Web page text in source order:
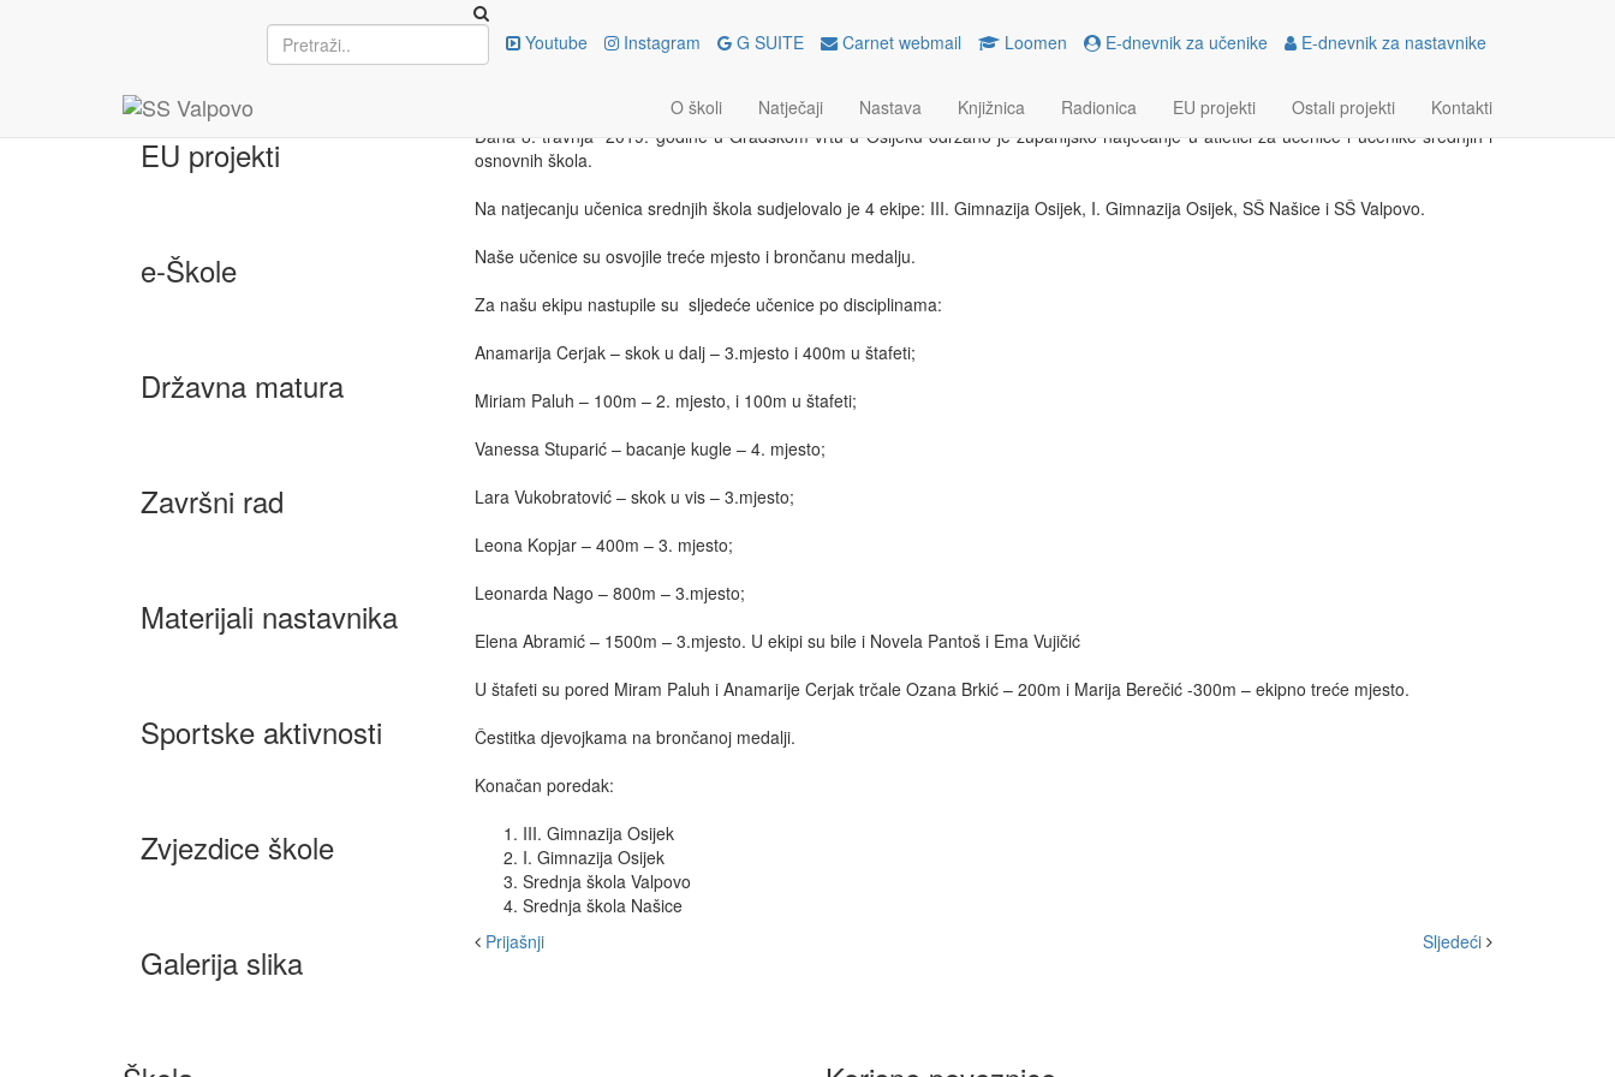
Youtube Instagram G SUITE Carnet webmail Loomen E-dnevnik za učenike E-dnevnik za nastavnike
O školi Natječaji Nastava Knjižnica Radionica EU projekti Ostali projekti Kontakti
EU projekti
e-Škole
Državna matura
Završni rad
Materijali nastavnika
Sportske aktivnosti
Zvjezdice škole
Galerija slika
ŽUPANIJSKO NATJECANJE U ATLETICI
Dana 8. travnja 2019. godine u Gradskom vrtu u Osijeku održano je županijsko natjecanje u atletici za učenice i učenike srednjih i
osnovnih škola.
Na natjecanju učenica srednjih škola sudjelovalo je 4 ekipe: III. Gimnazija Osijek, I. Gimnazija Osijek, SŠ Našice i SŠ Valpovo.
Naše učenice su osvojile treće mjesto i brončanu medalju.
Za našu ekipu nastupile su sljedeće učenice po disciplinama:
Anamarija Cerjak – skok u dalj – 3.mjesto i 400m u štafeti;
Miriam Paluh – 100m – 2. mjesto, i 100m u štafeti;
Vanessa Stuparić – bacanje kugle – 4. mjesto;
Lara Vukobratović – skok u vis – 3.mjesto;
Leona Kopjar – 400m – 3. mjesto;
Leonarda Nago – 800m – 3.mjesto;
Elena Abramić – 1500m – 3.mjesto. U ekipi su bile i Novela Pantoš i Ema Vujičić
U štafeti su pored Miram Paluh i Anamarije Cerjak trčale Ozana Brkić – 200m i Marija Berečić -300m – ekipno treće mjesto.
Čestitka djevojkama na brončanoj medalji.
Konačan poredak:
III. Gimnazija Osijek
I. Gimnazija Osijek
Srednja škola Valpovo
Srednja škola Našice
Prijašnji
Sljedeći